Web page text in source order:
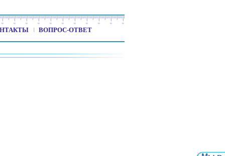
ВОПРОС-ОТВЕТ